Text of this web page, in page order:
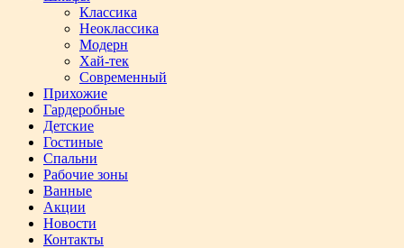
Классика
Неоклассика
Модерн
Хай-тек
Современный
Прихожие
Гардеробные
Детские
Гостиные
Спальни
Рабочие зоны
Ванные
Акции
Новости
Контакты